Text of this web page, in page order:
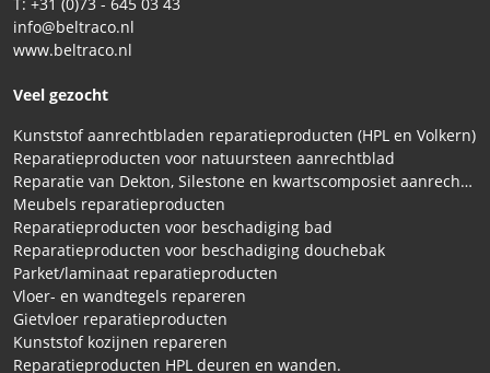
info@beltraco.nl
www.beltraco.nl
Veel gezocht
Kunststof aanrechtbladen reparatieproducten (HPL en Volkern)
Reparatieproducten voor natuursteen aanrechtblad
Reparatie van Dekton, Silestone en kwartscomposiet aanrechtbladen
Meubels reparatieproducten
Reparatieproducten voor beschadiging bad
Reparatieproducten voor beschadiging douchebak
Parket/laminaat reparatieproducten
Vloer- en wandtegels repareren
Gietvloer reparatieproducten
Kunststof kozijnen repareren
Reparatieproducten HPL deuren en wanden.